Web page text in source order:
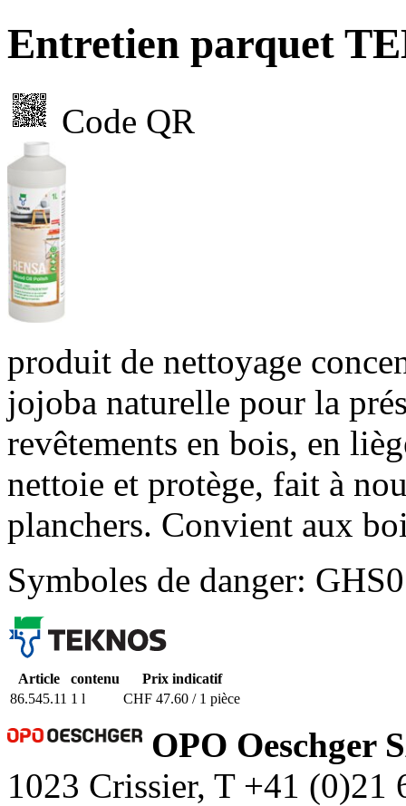
Entretien parquet
Code QR
produit de nettoyage
jojoba naturelle pour la
revêtements en bois, en
nettoie et protège, fait à
planchers. Convient aux
Symboles de danger:
Article contenu
Prix indicatif
86.545.11 1 l CHF 47.60 / 1 pièce
OPO Oeschger
1023 Crissier, T +41 (0)21